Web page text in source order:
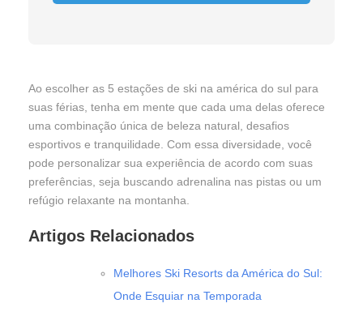
Ao escolher as 5 estações de ski na américa do sul para
suas férias, tenha em mente que cada uma delas oferece
uma combinação única de beleza natural, desafios
esportivos e tranquilidade. Com essa diversidade, você
pode personalizar sua experiência de acordo com suas
preferências, seja buscando adrenalina nas pistas ou um
refúgio relaxante na montanha.
Artigos Relacionados
Melhores Ski Resorts da América do Sul:
Onde Esquiar na Temporada